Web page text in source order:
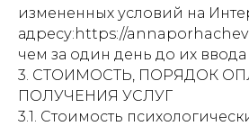
измененных условий на
адресу:https://
чем за один день до их ввода
3. СТОИМОСТЬ, ПОРЯДОК
ПОЛУЧЕНИЯ УСЛУГ
3.1. Стоимость